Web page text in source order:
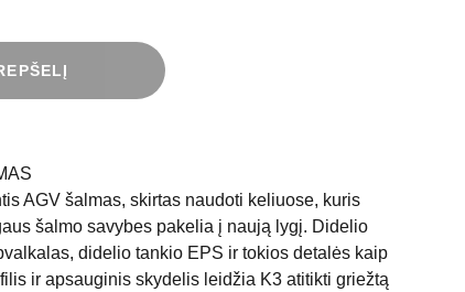
AGV šalmas, skirtas naudoti keliuose, kuris
šalmo savybes pakelia į naują lygį. Didelio
didelio tankio EPS ir tokios detalės kaip
ir apsauginis skydelis leidžia K3 atitikti griežtą